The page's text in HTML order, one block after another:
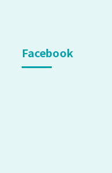
Facebook